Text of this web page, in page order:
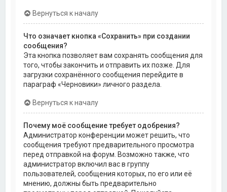
Вернуться к началу
Что означает кнопка «Сохранить» при создании
сообщения?
Эта кнопка позволяет вам сохранять сообщения для
того, чтобы закончить и отправить их позже. Для
загрузки сохранённого сообщения перейдите в
параграф «Черновики» личного раздела.
Вернуться к началу
Почему моё сообщение требует одобрения?
Администратор конференции может решить, что
сообщения требуют предварительного просмотра
перед отправкой на форум. Возможно также, что
администратор включил вас в группу
пользователей, сообщения которых, по его или её
мнению, должны быть предварительно